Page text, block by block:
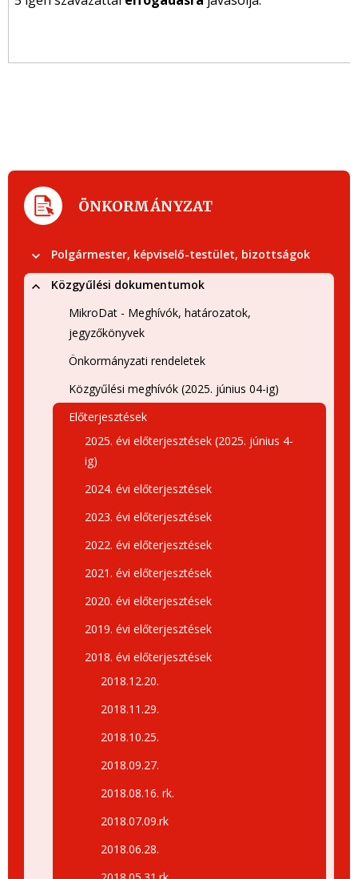
ÖNKORMÁNYZAT
Polgármester, képviselő-testület, bizottságok
Közgyűlési dokumentumok
MikroDat - Meghívók, határozatok,
jegyzőkönyvek
Önkormányzati rendeletek
Közgyűlési meghívók (2025. június 04-ig)
Előterjesztések
2025. évi előterjesztések (2025. június 4-
ig)
2024. évi előterjesztések
2023. évi előterjesztések
2022. évi előterjesztések
2021. évi előterjesztések
2020. évi előterjesztések
2019. évi előterjesztések
2018. évi előterjesztések
2018.12.20.
2018.11.29.
2018.10.25.
2018.09.27.
2018.08.16. rk.
2018.07.09.rk
2018.06.28.